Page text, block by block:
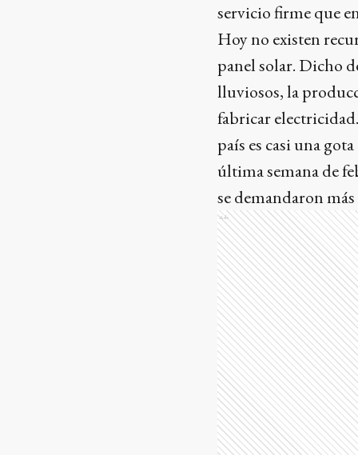
servicio firme que
Hoy no existen
panel solar. Dicho
lluviosos, la
fabricar
país es casi una
última semana de
se demandaron
Ads